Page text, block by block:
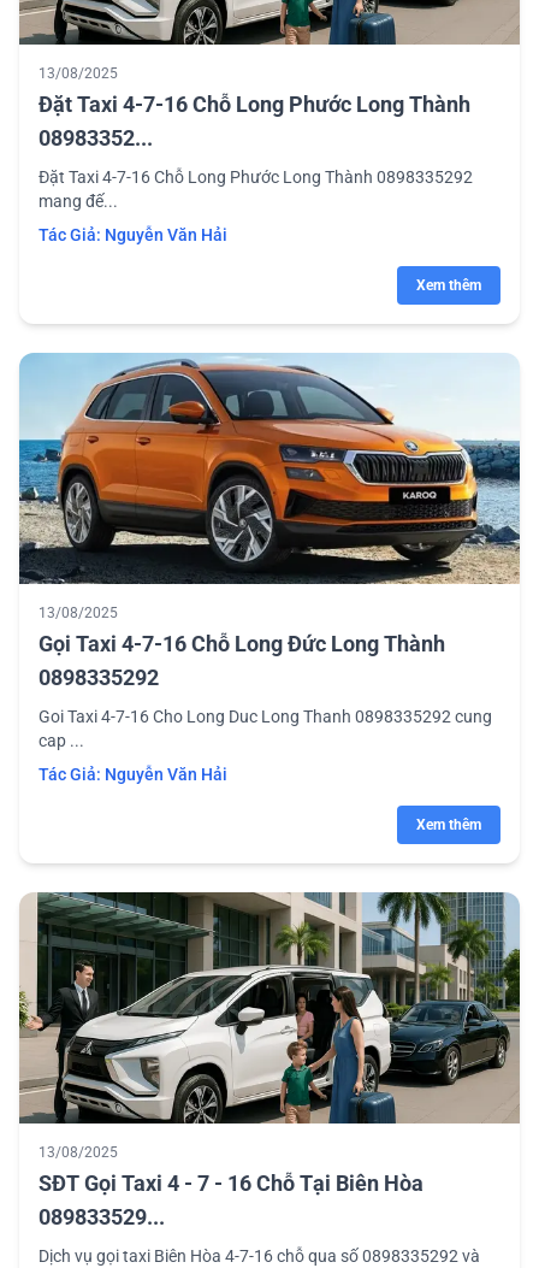
13/08/2025
Đặt Taxi 4-7-16 Chỗ Long Phước Long Thành
08983352...
Đặt Taxi 4-7-16 Chỗ Long Phước Long Thành 0898335292
mang đế...
Tác Giả: Nguyễn Văn Hải
Xem thêm
13/08/2025
Gọi Taxi 4-7-16 Chỗ Long Đức Long Thành
0898335292
Goi Taxi 4-7-16 Cho Long Duc Long Thanh 0898335292 cung
cap ...
Tác Giả: Nguyễn Văn Hải
Xem thêm
13/08/2025
SĐT Gọi Taxi 4 - 7 - 16 Chỗ Tại Biên Hòa
089833529...
Dịch vụ gọi taxi Biên Hòa 4-7-16 chỗ qua số 0898335292 và